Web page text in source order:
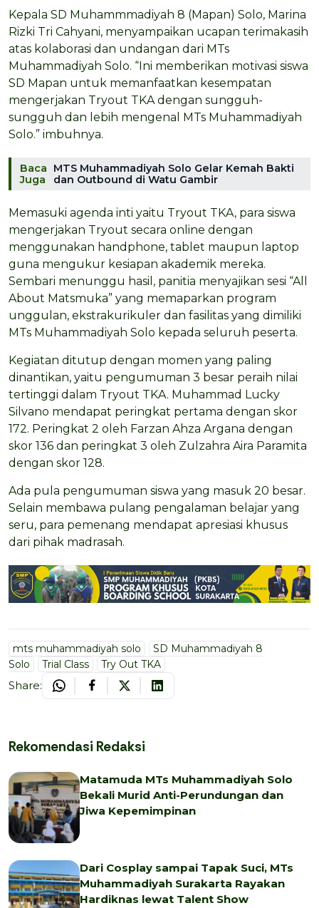
Kepala SD Muhammmadiyah 8 (Mapan) Solo, Marina
Rizki Tri Cahyani, menyampaikan ucapan terimakasih
atas kolaborasi dan undangan dari MTs
Muhammadiyah Solo. “Ini memberikan motivasi siswa
SD Mapan untuk memanfaatkan kesempatan
mengerjakan Tryout TKA dengan sungguh-
sungguh dan lebih mengenal MTs Muhammadiyah
Solo.” imbuhnya.
Baca
Juga
MTS Muhammadiyah Solo Gelar Kemah Bakti
dan Outbound di Watu Gambir
Memasuki agenda inti yaitu Tryout TKA, para siswa
mengerjakan Tryout secara online dengan
menggunakan handphone, tablet maupun laptop
guna mengukur kesiapan akademik mereka.
Sembari menunggu hasil, panitia menyajikan sesi “All
About Matsmuka” yang memaparkan program
unggulan, ekstrakurikuler dan fasilitas yang dimiliki
MTs Muhammadiyah Solo kepada seluruh peserta.
Kegiatan ditutup dengan momen yang paling
dinantikan, yaitu pengumuman 3 besar peraih nilai
tertinggi dalam Tryout TKA. Muhammad Lucky
Silvano mendapat peringkat pertama dengan skor
172. Peringkat 2 oleh Farzan Ahza Argana dengan
skor 136 dan peringkat 3 oleh Zulzahra Aira Paramita
dengan skor 128.
Ada pula pengumuman siswa yang masuk 20 besar.
Selain membawa pulang pengalaman belajar yang
seru, para pemenang mendapat apresiasi khusus
dari pihak madrasah.
mts muhammadiyah solo
SD Muhammadiyah 8
Solo
Trial Class Try Out TKA
Share:
Rekomendasi Redaksi
Matamuda MTs Muhammadiyah Solo
Bekali Murid Anti-Perundungan dan
Jiwa Kepemimpinan
Dari Cosplay sampai Tapak Suci, MTs
Muhammadiyah Surakarta Rayakan
Hardiknas lewat Talent Show